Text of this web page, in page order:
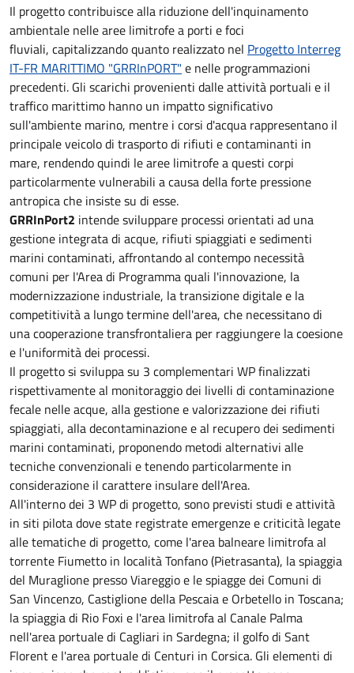
Il progetto contribuisce alla riduzione dell'inquinamento
ambientale nelle aree limitrofe a porti e foci
fluviali, capitalizzando quanto realizzato nel Progetto Interreg
IT-FR MARITTIMO "GRRInPORT" e nelle programmazioni
precedenti. Gli scarichi provenienti dalle attività portuali e il
traffico marittimo hanno un impatto significativo
sull'ambiente marino, mentre i corsi d'acqua rappresentano il
principale veicolo di trasporto di rifiuti e contaminanti in
mare, rendendo quindi le aree limitrofe a questi corpi
particolarmente vulnerabili a causa della forte pressione
antropica che insiste su di esse.
GRRInPort2 intende sviluppare processi orientati ad una
gestione integrata di acque, rifiuti spiaggiati e sedimenti
marini contaminati, affrontando al contempo necessità
comuni per l'Area di Programma quali l'innovazione, la
modernizzazione industriale, la transizione digitale e la
competitività a lungo termine dell'area, che necessitano di
una cooperazione transfrontaliera per raggiungere la coesione
e l'uniformità dei processi.
Il progetto si sviluppa su 3 complementari WP finalizzati
rispettivamente al monitoraggio dei livelli di contaminazione
fecale nelle acque, alla gestione e valorizzazione dei rifiuti
spiaggiati, alla decontaminazione e al recupero dei sedimenti
marini contaminati, proponendo metodi alternativi alle
tecniche convenzionali e tenendo particolarmente in
considerazione il carattere insulare dell'Area.
All'interno dei 3 WP di progetto, sono previsti studi e attività
in siti pilota dove state registrate emergenze e criticità legate
alle tematiche di progetto, come l'area balneare limitrofa al
torrente Fiumetto in località Tonfano (Pietrasanta), la spiaggia
del Muraglione presso Viareggio e le spiagge dei Comuni di
San Vincenzo, Castiglione della Pescaia e Orbetello in Toscana;
la spiaggia di Rio Foxi e l'area limitrofa al Canale Palma
nell'area portuale di Cagliari in Sardegna; il golfo di Sant
Florent e l'area portuale di Centuri in Corsica. Gli elementi di